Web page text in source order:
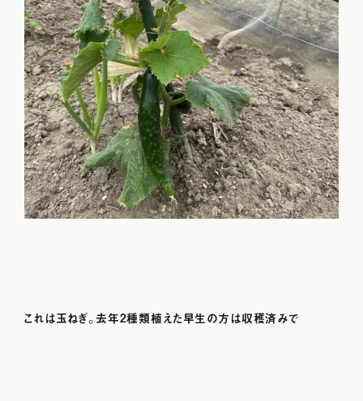
これは玉ねぎ。去年2種類植えた早生の方は収穫済みで